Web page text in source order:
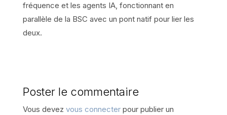
fréquence et les agents IA, fonctionnant en
parallèle de la BSC avec un pont natif pour lier les
deux.
Poster le commentaire
Vous devez vous connecterpour publier un